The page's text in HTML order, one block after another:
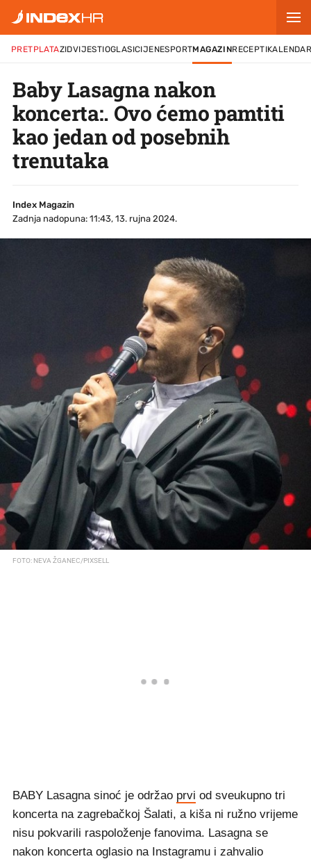
PRETPLATAZIDVIJESTIOGLASICIJENESPORTMAGAZINRECEPTI
Baby Lasagna nakon
koncerta:. Ovo ćemo pamtiti
kao jedan od posebnih
trenutaka
Index Magazin
Zadnja nadopuna: 11:43, 13. rujna 2024.
FOTO: NEVA ŽGANEC/PIXSELL
BABY Lasagna sinoć je održao prvi od sveukupno tri
koncerta na zagrebačkoj Šalati, a kiša ni ružno vrijeme
nisu pokvarili raspoloženje fanovima. Lasagna se
nakon koncerta oglasio na Instagramu i zahvalio